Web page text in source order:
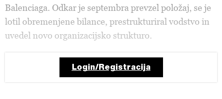
Balenciaga. Odkar je septembra prevzel položaj, se je
lotil obremenjene bilance, prestrukturiral vodstvo in
uvedel novo organizacijsko strukturo.
Login/Registracija